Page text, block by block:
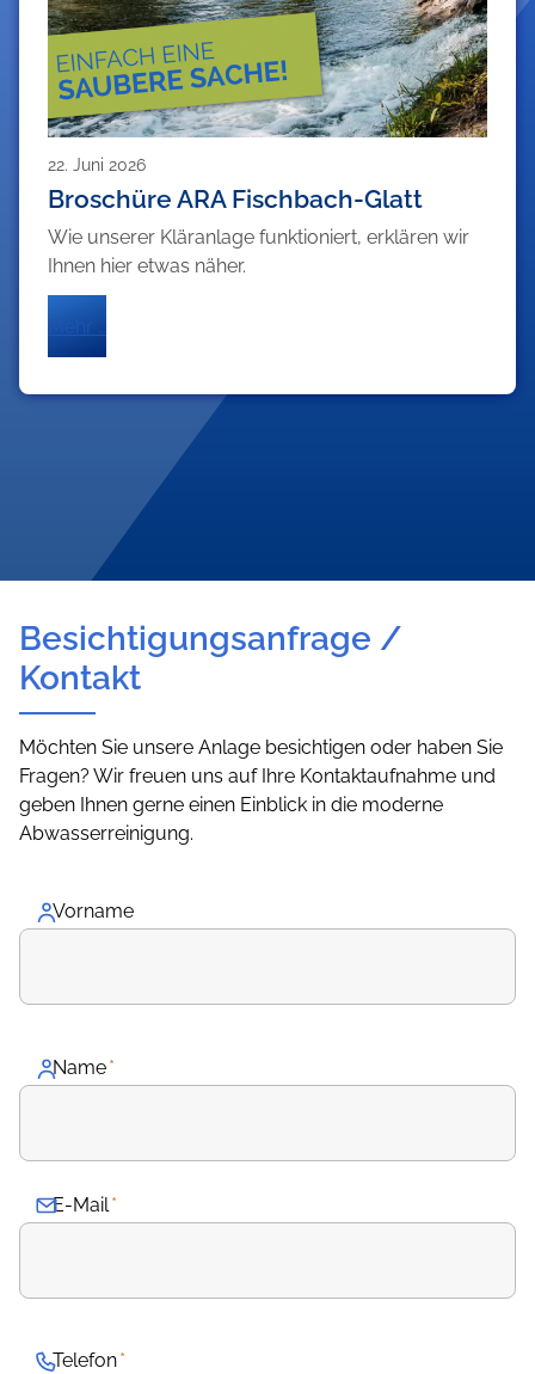
22. Juni 2026
Broschüre ARA Fischbach-Glatt
Wie unserer Kläranlage funktioniert, erklären wir
Ihnen hier etwas näher.
Mehr …
Besichtigungsanfrage /
Kontakt
Möchten Sie unsere Anlage besichtigen oder haben Sie
Fragen? Wir freuen uns auf Ihre Kontaktaufnahme und
geben Ihnen gerne einen Einblick in die moderne
Abwasserreinigung.
Vorname
Name*
E-Mail *
Telefon*